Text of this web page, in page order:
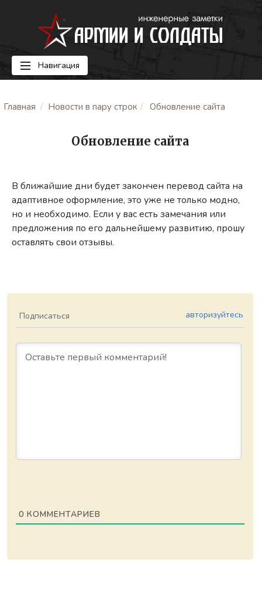
Навигация
Главная Новости в пару строк Обновление сайта
Обновление сайта
В ближайшие дни будет закончен перевод сайта на
адаптивное оформление, это уже не только модно,
но и необходимо. Если у вас есть замечания или
предложения по его дальнейшему развитию, прошу
оставлять свои отзывы.
Подписаться авторизуйтесь
0 КОММЕНТАРИЕВ